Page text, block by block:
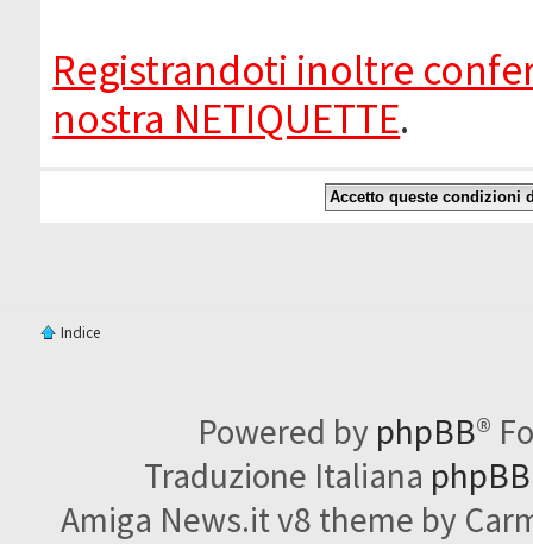
Registrandoti inoltre
nostra NETIQUETTE.
Indice
Powered by phpBB®
Traduzione Italiana
Amiga News.it v8 theme by